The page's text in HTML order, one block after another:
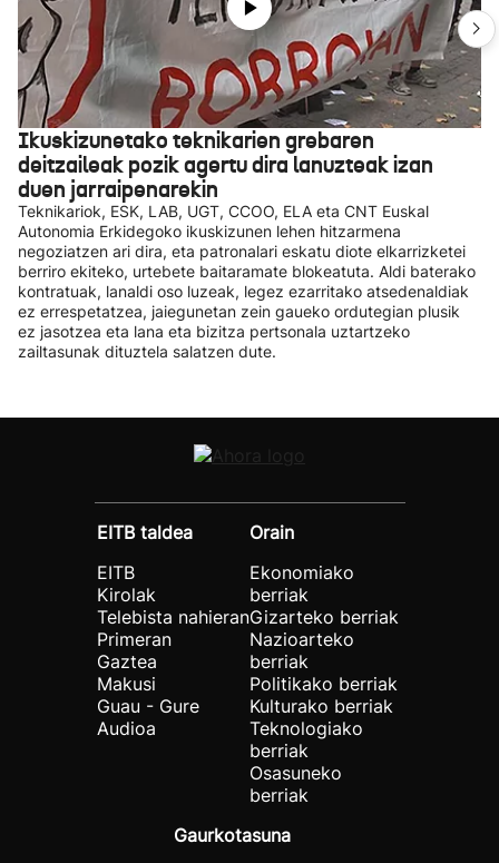
Ikuskizunetako teknikarien grebaren
deitzaileak pozik agertu dira lanuzteak izan
duen jarraipenarekin
Teknikariok, ESK, LAB, UGT, CCOO, ELA eta CNT Euskal
Autonomia Erkidegoko ikuskizunen lehen hitzarmena
negoziatzen ari dira, eta patronalari eskatu diote elkarrizketei
berriro ekiteko, urtebete baitaramate blokeatuta. Aldi baterako
kontratuak, lanaldi oso luzeak, legez ezarritako atsedenaldiak
ez errespetatzea, jaiegunetan zein gaueko ordutegian plusik
ez jasotzea eta lana eta bizitza pertsonala uztartzeko
zailtasunak dituztela salatzen dute.
EITB taldea
EITB
Kirolak
Telebista nahieran
Primeran
Gaztea
Makusi
Guau - Gure
Audioa
Orain
Ekonomiako
berriak
Gizarteko berriak
Nazioarteko
berriak
Politikako berriak
Kulturako berriak
Teknologiako
berriak
Osasuneko
berriak
Gaurkotasuna